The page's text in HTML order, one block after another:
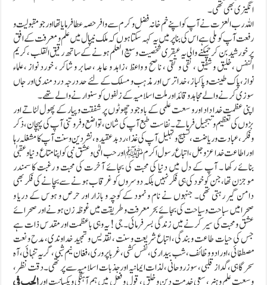
انگیزی بھی تھی۔
اللہ رب العزت نے آپ کو اپنے خم خانہ فضل و کرم سے وافر حصہ عطافرمایا تھا اور جو مقبولیت و
رفعت آپ کو ملی ہے اس کی بنا پر میں یہ کہہ سکتا ہوں کہ ملک نیپال میں علم و معرفت کے افق
پر خورشید بن کر چمکنے والی یہ عبقری شخصیت وسیع العلم ہونے کے ساتھ رقیق القلب ،کریم
النفس ،خلیق و شفیق ، نقی و تقی ، ناصح و واعظ ،زاہد و عابد ، صابر و شاکر ، خورد نواز ،علماء
نواز،پاک طینت و پاکباز، خدا ترس اور مذہب و مسلک کے لئے حد درجہ درد مندی اور جاں
سوزی کرنے والے مجاہد و قائد اور ملت اسلامیہ کے زلفوں کو سنوارنے والے تھے۔
اپنی عظمت خدا داد اورو سعت علمی کے با وجود چھوٹوں پر شفقت و پیار کے پھو ل لٹاتے اور
بڑوں کی تعظیم و تبجیل فرماتے۔ نفاست طبع آپ کی شان ،تواضع و فرو تنی آپ کی پہچان ،ذکر
و فکر ، عبادت و ریاضت ،تسبیح و تہلیل آپ کی غذا، رد بد عقیدہ ، نشر دین و سنت آپ کا مشغلہ رہا
اور اطاعت خدا عز وجل ، اتباع رسول اکرم ﷺ اور حب الہٰی و عشق نبی کو اپنا متا ع دنیا و عقبیٰ
بنائے رکھا ۔ آپ کے دل میں دنیا کی محبت کی بجائے آخرت کی محبت و رغبت کا سمندر
موجزن تھا، جن کو خود کی ہی فکر نہیں بلکہ دوسروں کو غرقاب ہونے سے بچانے کی فکر بھی
دامن گیر رہتی تھی۔ جنہوں نے نام و نمود کے کوچہ و بازار اور حرص و ہوس کے دریا و
صحرامیں سباحت و سیاحت کی بجائے بحر معرفت و طریقت میں غوظہ زن ہونے اور صحرائے
عشق و محبت کی سیر کرنے میں زندگی بسر فرمائی۔جی ! یہ وہی باعظمت اور مقدس ذات ہے
جس کی حیات طاعت و بندگی، اتباع شریعت و سنت ،تقدیس و تمجید خداوندی،مدح و نعت
مصطفائی ، اوراد و وظائف ، شب بیداری ، نفس کشی ، غربا پر وری ، فغان نیم شبی ، گریہ تنہائی ،آہ
سحر گاہی ، گداز قلبی ، سوز روحانی ، لذات ایمانیہ اور جذبات اسلامیہ سے پر تھی۔دقت نظر ،